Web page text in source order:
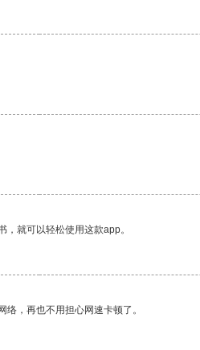
就可以轻松使用这款app。
，再也不用担心网速卡顿了。